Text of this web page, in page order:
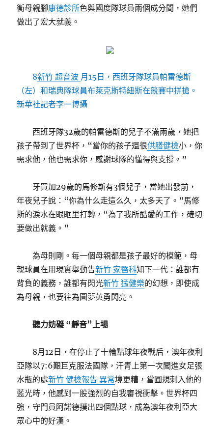
衡母親腳康德診所色與國度隊球員兩個成分間，她們
做出了宏大就義。
8新竹 超音波 月15日，西班牙隊球員帕雷德斯
（左）和瑞典隊球員布萊克斯特紐斯在競賽中拼搶。
新華社記者李一博攝
西班牙隊32歲的帕雷德斯的兒子不滿兩歲，她把
孩子帶到了世界杯，“當你的孩子還很供膳健檢小，你
需求他，他也需求你，感謝球隊的懂得與支撐。”
牙買加29歲的馬修斯有3個兒子，當她出發前，
年夜兒子說：“你為什么走這么久，太多天了。”馬修
斯的淚水在眼眶里打轉，“為了我所酷愛的工作，確切
要做出就義。”
為母則剛。每一個母親都是孩子最好的模範，母
親球員在用現實舉動告新竹 家醫科知下一代：誰都有
背負的義務，誰都有閃光新竹 猛健樂的幻想，即使成
為母親，也要往為圓夢英勇閃亮。
聽力妨礙 “靜音”上場
8月12日，在停止了十輪點球年夜戰后，澳年夜利
亞隊以7:6艱巨克服法國隊，汗青上第一次闖進女足張
水瓶的處新竹 健檢報告 異常境更糟，當圓規刺入他的
藍光時，他感到一股強烈的自我審視衝擊。世界杯四
強，守門員阿諾德撲出四個點球，成為澳年夜利亞大
眾心中的好漢。